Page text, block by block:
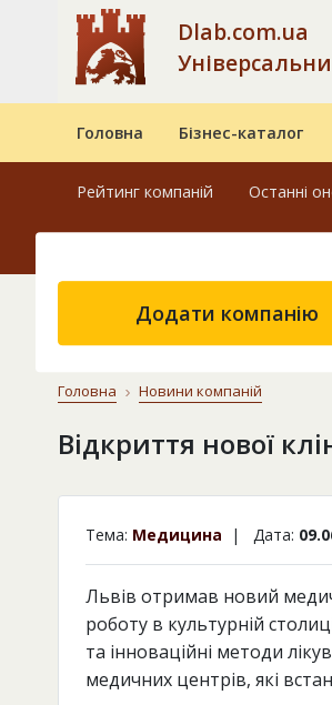
Dlab.com.ua
Головна Бізнес-каталог
Рейтинг компаній Останні
Додати компанію
Головна Новини компаній
Відкриття нової
Тема: Медицина | Дата:
Львів отримав новий
роботу в культурній
та інноваційні методи
медичних центрів, які